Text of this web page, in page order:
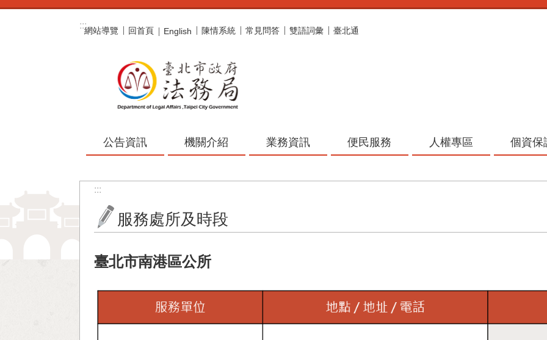
跳到主要內容區塊
:::網站導覽 回首頁 English 陳情系統 常見問答 雙語詞彙 臺北通
公告資訊 機關介紹 業務資訊 便民服務 人權專區 個資保
:::
服務處所及時段
臺北市南港區公所